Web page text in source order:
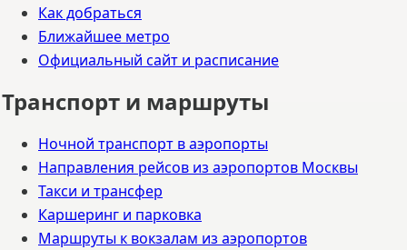
Как добраться
Ближайшее метро
Официальный сайт и расписание
Транспорт и маршруты
Ночной транспорт в аэропорты
Направления рейсов из аэропортов Москвы
Такси и трансфер
Каршеринг и парковка
Маршруты к вокзалам из аэропортов